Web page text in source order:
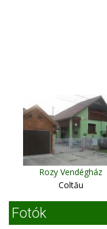
Rozy Vendégház
Coltău
Fotók